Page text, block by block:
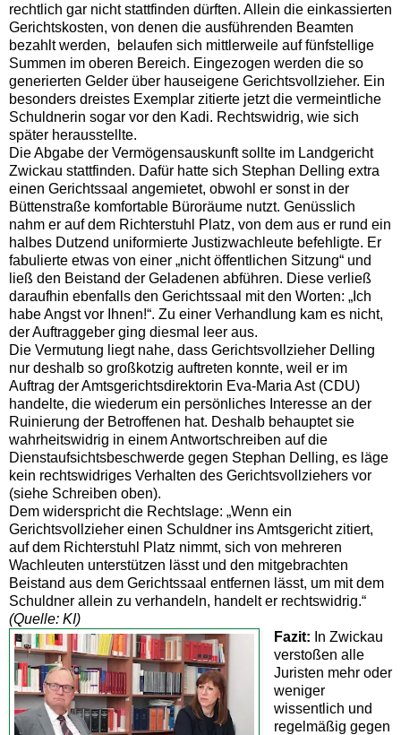
rechtlich gar nicht stattfinden dürften. Allein die einkassierten
Gerichtskosten, von denen die ausführenden Beamten
bezahlt werden, belaufen sich mittlerweile auf fünfstellige
Summen im oberen Bereich. Eingezogen werden die so
generierten Gelder über hauseigene Gerichtsvollzieher. Ein
besonders dreistes Exemplar zitierte jetzt die vermeintliche
Schuldnerin sogar vor den Kadi. Rechtswidrig, wie sich
später herausstellte.
Die Abgabe der Vermögensauskunft sollte im Landgericht
Zwickau stattfinden. Dafür hatte sich Stephan Delling extra
einen Gerichtssaal angemietet, obwohl er sonst in der
Büttenstraße komfortable Büroräume nutzt. Genüsslich
nahm er auf dem Richterstuhl Platz, von dem aus er rund ein
halbes Dutzend uniformierte Justizwachleute befehligte. Er
fabulierte etwas von einer „nicht öffentlichen Sitzung“ und
ließ den Beistand der Geladenen abführen. Diese verließ
daraufhin ebenfalls den Gerichtssaal mit den Worten: „Ich
habe Angst vor Ihnen!“. Zu einer Verhandlung kam es nicht,
der Auftraggeber ging diesmal leer aus.
Die Vermutung liegt nahe, dass Gerichtsvollzieher Delling
nur deshalb so großkotzig auftreten konnte, weil er im
Auftrag der Amtsgerichtsdirektorin Eva-Maria Ast (CDU)
handelte, die wiederum ein persönliches Interesse an der
Ruinierung der Betroffenen hat. Deshalb behauptet sie
wahrheitswidrig in einem Antwortschreiben auf die
Dienstaufsichtsbeschwerde gegen Stephan Delling, es läge
kein rechtswidriges Verhalten des Gerichtsvollziehers vor
(siehe Schreiben oben).
Dem widerspricht die Rechtslage: „Wenn ein
Gerichtsvollzieher einen Schuldner ins Amtsgericht zitiert,
auf dem Richterstuhl Platz nimmt, sich von mehreren
Wachleuten unterstützen lässt und den mitgebrachten
Beistand aus dem Gerichtssaal entfernen lässt, um mit dem
Schuldner allein zu verhandeln, handelt er rechtswidrig.“
(Quelle: KI)
Fazit: In Zwickau
verstoßen alle
Juristen mehr oder
weniger
wissentlich und
regelmäßig gegen